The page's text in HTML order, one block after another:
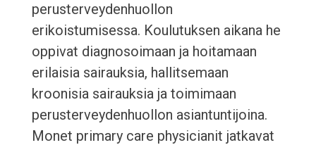
perusterveydenhuollon
erikoistumisessa. Koulutuksen aikana he
oppivat diagnosoimaan ja hoitamaan
erilaisia sairauksia, hallitsemaan
kroonisia sairauksia ja toimimaan
perusterveydenhuollon asiantuntijoina.
Monet primary care physicianit jatkavat